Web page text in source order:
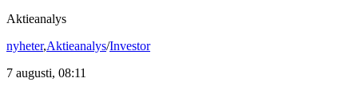
Aktieanalys
nyheter,Aktieanalys/Investor
7 augusti, 08:11